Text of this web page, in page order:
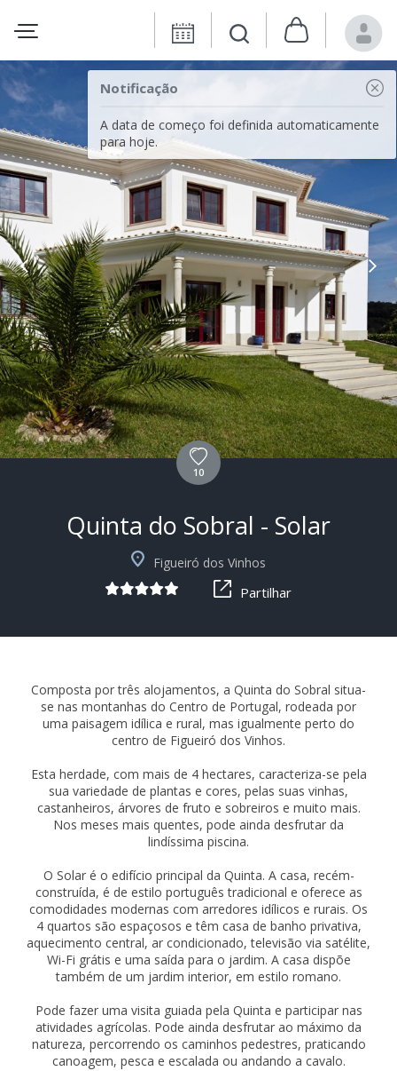
Notificação
A data de começo foi definida automaticamente
para hoje.
10
Quinta do Sobral - Solar
Figueiró dos Vinhos
Partilhar
Composta por três alojamentos, a Quinta do Sobral situa-
se nas montanhas do Centro de Portugal, rodeada por
uma paisagem idílica e rural, mas igualmente perto do
centro de Figueiró dos Vinhos.
Esta herdade, com mais de 4 hectares, caracteriza-se pela
sua variedade de plantas e cores, pelas suas vinhas,
castanheiros, árvores de fruto e sobreiros e muito mais.
Nos meses mais quentes, pode ainda desfrutar da
lindíssima piscina.
O Solar é o edifício principal da Quinta. A casa, recém-
construída, é de estilo português tradicional e oferece as
comodidades modernas com arredores idílicos e rurais. Os
4 quartos são espaçosos e têm casa de banho privativa,
aquecimento central, ar condicionado, televisão via satélite,
Wi-Fi grátis e uma saída para o jardim. A casa dispõe
também de um jardim interior, em estilo romano.
Pode fazer uma visita guiada pela Quinta e participar nas
atividades agrícolas. Pode ainda desfrutar ao máximo da
natureza, percorrendo os caminhos pedestres, praticando
canoagem, pesca e escalada ou andando a cavalo.